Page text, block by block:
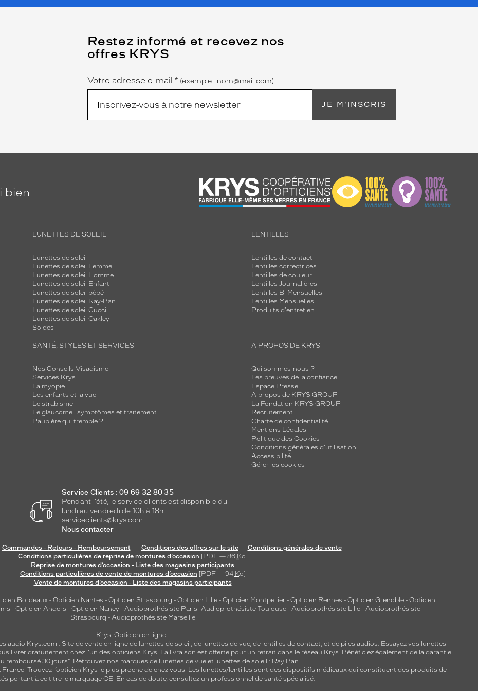
Restez informé et recevez nos
offres KRYS
Name
Votre adresse e-mail *
(Ce
champ
est
obligatoire)
(exemple : nom@mail.com)
JE M'INSCRIS
bien
LUNETTES DE SOLEIL
Lunettes de soleil
Lunettes de soleil Femme
Lunettes de soleil Homme
Lunettes de soleil Enfant
Lunettes de soleil bébé
Lunettes de soleil Ray-Ban
Lunettes de soleil Gucci
Lunettes de soleil Oakley
Soldes
LENTILLES
Lentilles de contact
Lentilles correctrices
Lentilles de couleur
Lentilles Journalières
Lentilles Bi Mensuelles
Lentilles Mensuelles
Produits d'entretien
SANTÉ, STYLES ET SERVICES
Nos Conseils Visagisme
Services Krys
La myopie
Les enfants et la vue
Le strabisme
Le glaucome : symptômes et traitement
Paupière qui tremble ?
A PROPOS DE KRYS
Qui sommes-nous ?
Les preuves de la confiance
Espace Presse
A propos de KRYS GROUP
La Fondation KRYS GROUP
Recrutement
Charte de confidentialité
Mentions Légales
Politique des Cookies
Conditions générales d'utilisation
Accessibilité
Gérer les cookies
Service Clients : 09 69 32 80 35
Pendant l'été, le service clients est disponible du
lundi au vendredi de 10h à 18h.
serviceclients@krys.com
Nous contacter
Commandes - Retours - Remboursement Conditions des offres sur le site
Conditions générales de vente
Conditions particulières de reprise de montures d’occasion [PDF — 86 Ko]
Reprise de montures d’occasion - Liste des magasins participants
Conditions particulières de vente de montures d’occasion [PDF — 94 Ko]
Vente de montures d’occasion - Liste des magasins participants
Bordeaux - Opticien Nantes - Opticien Strasbourg - Opticien Lille - Opticien Montpellier - Opticien Rennes - Opticien Grenoble - Opticien
- Opticien Angers - Opticien Nancy - Audioprothésiste Paris -Audioprothésiste Toulouse - Audioprothésiste Lille - Audioprothésiste
Strasbourg - Audioprothésiste Marseille
Krys, Opticien en ligne :
audio Krys.com : Site de vente en ligne de lunettes de soleil, de lunettes de vue, de lentilles de contact, et de piles audios. Essayez vos lunettes
livrer gratuitement chez l'un des opticiens Krys. La livraison est offerte pour un retrait dans le réseau Krys. Bénéficiez également de la garantie
remboursé 30 jours". Retrouvez nos marques de lunettes de vue et lunettes de soleil : Ray Ban
France. Trouvez l’opticien Krys le plus proche de chez vous. Les lunettes/lentilles sont des dispositifs médicaux qui constituent des produits de
portant à ce titre le marquage CE. En cas de doute, consultez un professionnel de santé spécialisé.